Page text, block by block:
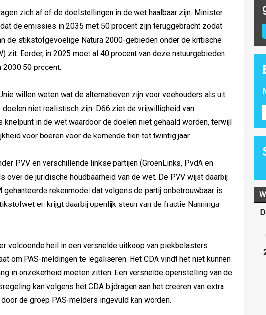
zich af of de doelstellingen in de wet haalbaar zijn. Minister
de emissies in 2035 met 50 procent zijn teruggebracht zodat
de stikstofgevoelige Natura 2000-gebieden onder de kritische
zit. Eerder, in 2025 moet al 40 procent van deze natuurgebieden
2030 50 procent.
willen weten wat de alternatieven zijn voor veehouders als uit
niet realistisch zijn. D66 ziet de vrijwilligheid van
in de wet waardoor de doelen niet gehaald worden, terwijl
voor boeren voor de komende tien tot twintig jaar.
PVV en verschillende linkse partijen (GroenLinks, PvdA en
over de juridische houdbaarheid van de wet. De PVV wijst daarbij
gehanteerde rekenmodel dat volgens de partij onbetrouwbaar is.
en krijgt daarbij openlijk steun van de fractie Nanninga
voldoende heil in een versnelde uitkoop van piekbelasters
om PAS-meldingen te legaliseren. Het CDA vindt het niet kunnen
in onzekerheid moeten zitten. Een versnelde openstelling van de
kan volgens het CDA bijdragen aan het creëren van extra
de groep PAS-melders ingevuld kan worden.